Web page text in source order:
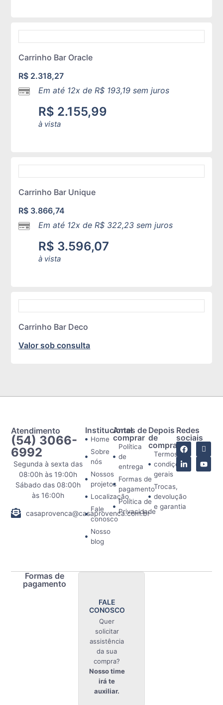
Carrinho Bar Oracle
R$ 2.318,27
Em até 12x deR$ 193,19 sem juros
R$ 2.155,99
à vista
Carrinho Bar Unique
R$ 3.866,74
Em até 12x deR$ 322,23 sem juros
R$ 3.596,07
à vista
Carrinho Bar Deco
Valor sob consulta
Atendimento
(54) 3066-
6992
Segunda à sexta das
08:00h às 19:00h
Sábado das 08:00h
às 16:00h
casaprovenca@casaprovenca.com.br
Institucional
Home
Sobre
nós
Nossos
projetos
Localização
Fale
conosco
Nosso
blog
Antes de
comprar
Política
de
entrega
Formas de
pagamento
Política de
Privacidade
Depois
de
comprar
Termos e
condições
gerais
Trocas,
devolução
e garantia
Redes
sociais
Formas de
pagamento
FALE
CONOSCO
Quer
solicitar
assistência
da sua
compra?
Nosso time
irá te
auxiliar.